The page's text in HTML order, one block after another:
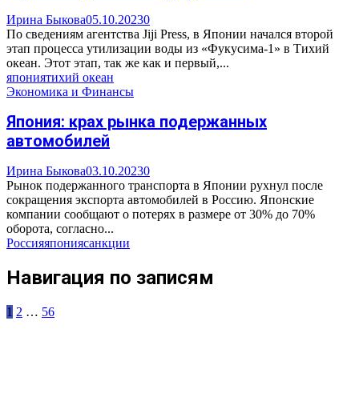
Ирина Быкова05.10.20230
По сведениям агентства Jiji Press, в Японии начался второй
этап процесса утилизации воды из «Фукусима-1» в Тихий
океан. Этот этап, так же как и первый,...
япониятихий океан
Экономика и Финансы
Япония: крах рынка подержанных
автомобилей
Ирина Быкова03.10.20230
Рынок подержанного транспорта в Японии рухнул после
сокращения экспорта автомобилей в Россию. Японские
компании сообщают о потерях в размере от 30% до 70%
оборота, согласно...
Россияяпониясанкции
Навигация по записям
1 2 … 56